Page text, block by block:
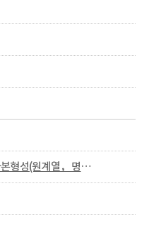
자본재형태별 총자본형성(원계열， 명목， 분기 및 연간)